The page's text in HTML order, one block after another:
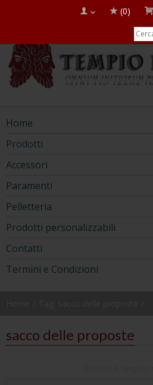
(0)
Home
Prodotti
Accessori
Paramenti
Pelletteria
Prodotti personalizzabili
Contatti
Termini e Condizioni
sacco delle proposte